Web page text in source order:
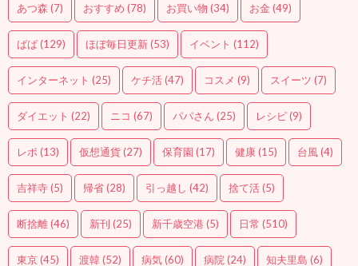
あつ森 (7) おすすめ (78) お買い物 (34) お金 (49)
ばば(129) ほぼ毎日更新(53) イベント (112)
インターネット (25) ケチ活(47) コスメ (9) スイーツ (7)
ダイエット (22) ニコ (67) パパさん (25) レシピ(9)
レポ (13) 仮想通貨(27) 保育園 (17) 健康(15) 台風(4)
吉祥寺(5) 帰省(28) 引っ越し (42) 捨て活(5)
断捨離(46) 新刊 (25) 新千歳空港(5) 日常 (510)
東京(45) 渡韓(52) 病気(60) 病院 (24) 知夫里島 (6)